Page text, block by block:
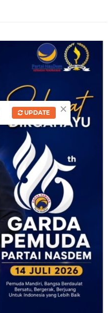
×
UPDATE